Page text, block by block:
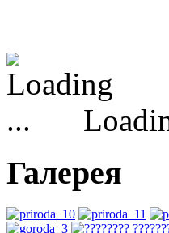
Галерея